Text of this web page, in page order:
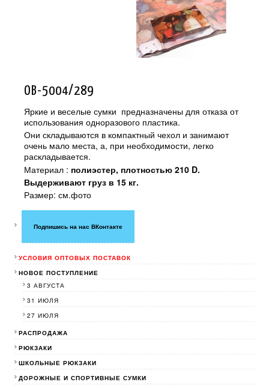
OB-5004/289
Яркие и веселые сумки предназначены для отказа от
использования одноразового пластика.
Они складываются в компактный чехол и занимают
очень мало места, а, при необходимости, легко
раскладывается.
Материал : полиэстер, плотностью 210 D.
Выдерживают груз в 15 кг.
Размер: см.фото
Подпишись на нас ВКонтакте
УСЛОВИЯ ОПТОВЫХ ПОСТАВОК
НОВОЕ ПОСТУПЛЕНИЕ
3 АВГУСТА
31 ИЮЛЯ
27 ИЮЛЯ
РАСПРОДАЖА
РЮКЗАКИ
ШКОЛЬНЫЕ РЮКЗАКИ
ДОРОЖНЫЕ И СПОРТИВНЫЕ СУМКИ